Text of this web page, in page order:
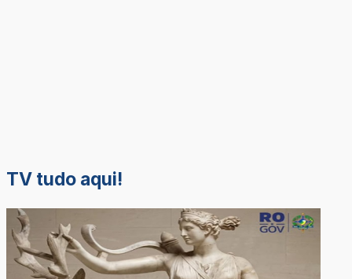
TV tudo aqui!